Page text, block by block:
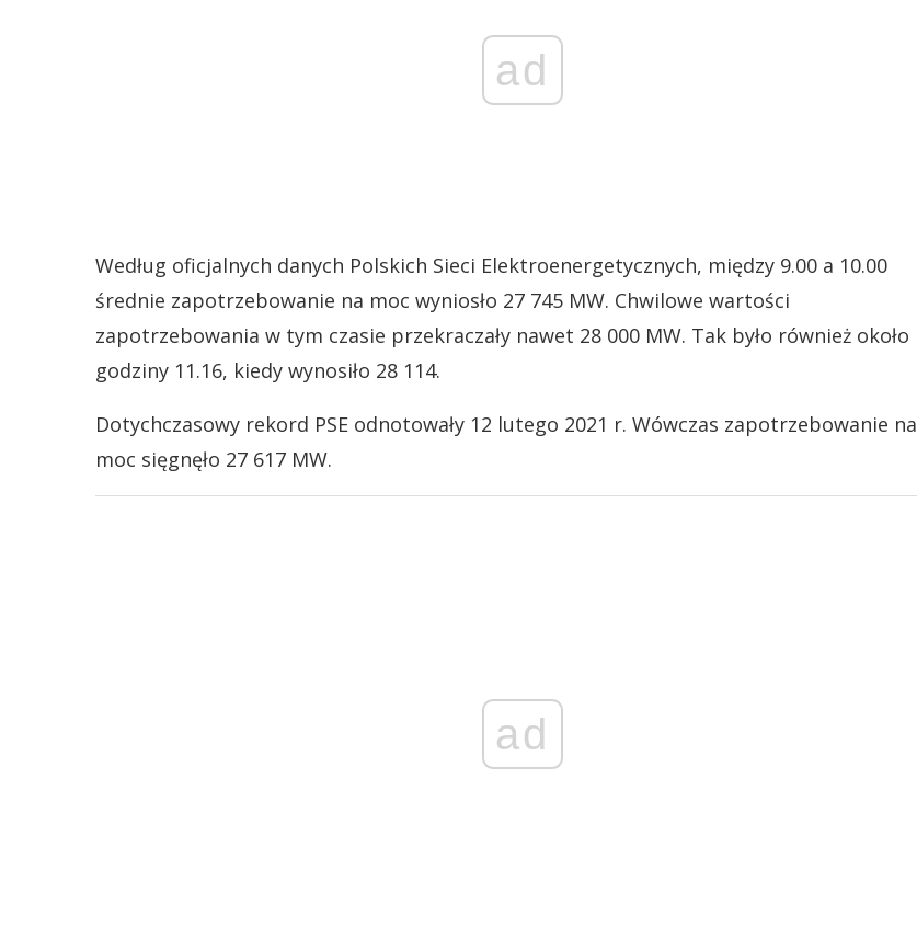
ad
Według oficjalnych danych Polskich Sieci Elektroenergetycznych, między 9.00 a 10.00
średnie zapotrzebowanie na moc wyniosło 27 745 MW. Chwilowe wartości
zapotrzebowania w tym czasie przekraczały nawet 28 000 MW. Tak było również około
godziny 11.16, kiedy wynosiło 28 114.
Dotychczasowy rekord PSE odnotowały 12 lutego 2021 r. Wówczas zapotrzebowanie na
moc sięgnęło 27 617 MW.
ad